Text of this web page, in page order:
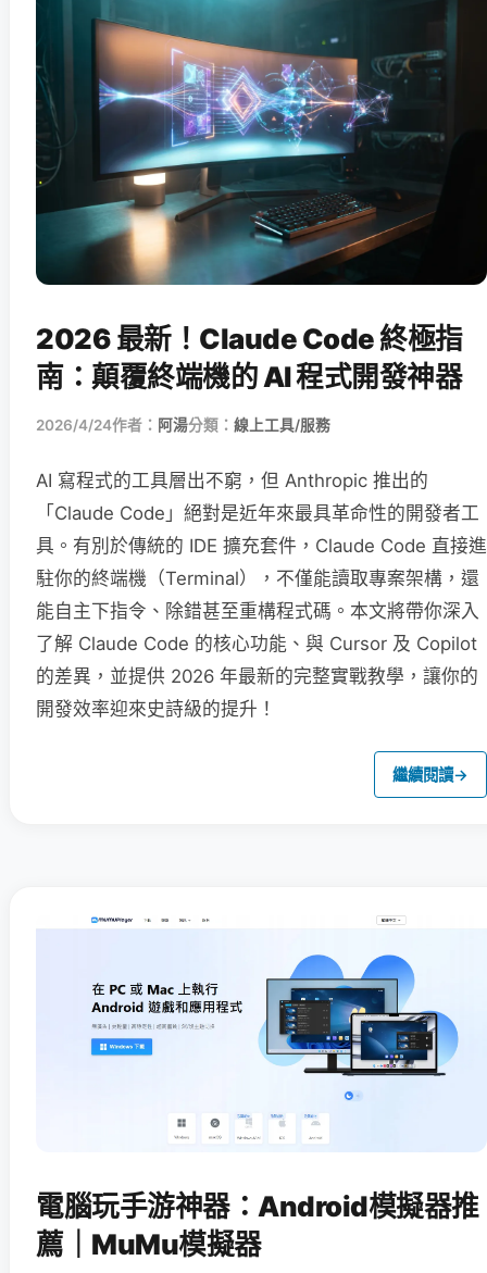
2026 最新！Claude Code 終極指
南：顛覆終端機的 AI 程式開發神器
2026/4/24作者： 阿湯分類： 線上工具/服務
AI 寫程式的工具層出不窮，但 Anthropic 推出的
「Claude Code」絕對是近年來最具革命性的開發者工
具。有別於傳統的 IDE 擴充套件，Claude Code 直接進
駐你的終端機（Terminal），不僅能讀取專案架構，還
能自主下指令、除錯甚至重構程式碼。本文將帶你深入
了解 Claude Code 的核心功能、與 Cursor 及 Copilot
的差異，並提供 2026 年最新的完整實戰教學，讓你的
開發效率迎來史詩級的提升！
繼續閱讀→
電腦玩手游神器：Android模擬器推
薦｜MuMu模擬器